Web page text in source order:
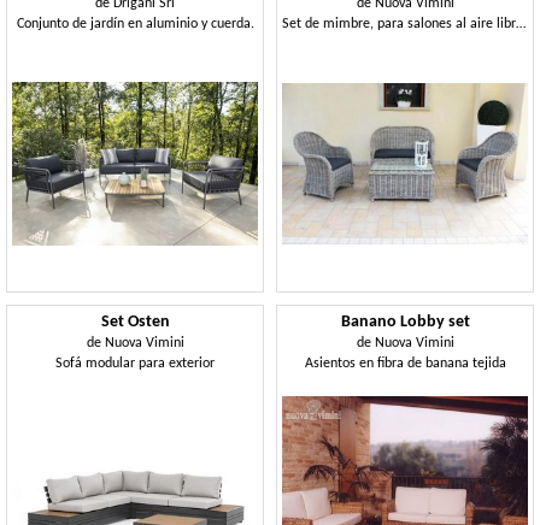
de Drigani Srl
Conjunto de jardín en aluminio y cuerda.
de Nuova Vimini
Set de mimbre, para salones al aire libre e interiores
Set Osten
de Nuova Vimini
Sofá modular para exterior
Banano Lobby set
de Nuova Vimini
Asientos en fibra de banana tejida